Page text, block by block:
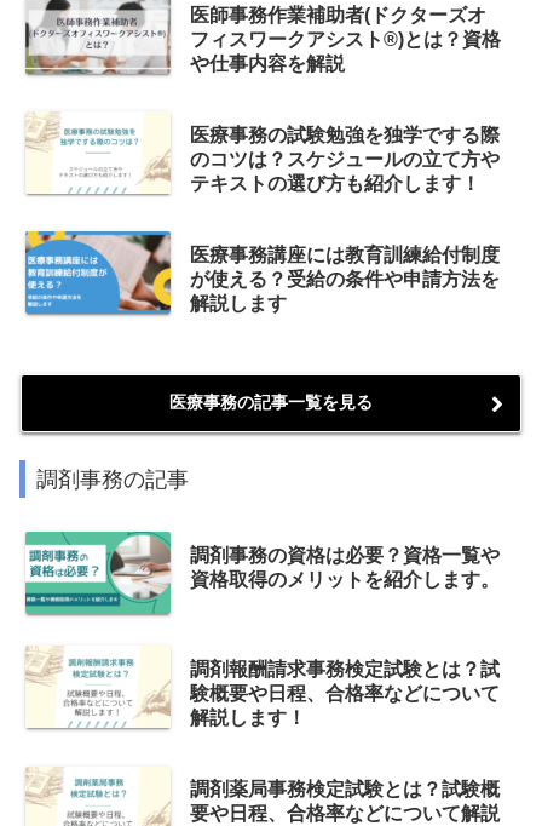
医師事務作業補助者(ドクターズオ
フィスワークアシスト®)とは？資格
や仕事内容を解説
医療事務の試験勉強を独学でする際
のコツは？スケジュールの立て方や
テキストの選び方も紹介します！
医療事務講座には教育訓練給付制度
が使える？受給の条件や申請方法を
解説します
医療事務の記事一覧を見る
調剤事務の記事
調剤事務の資格は必要？資格一覧や
資格取得のメリットを紹介します。
調剤報酬請求事務検定試験とは？試
験概要や日程、合格率などについて
解説します！
調剤薬局事務検定試験とは？試験概
要や日程、合格率などについて解説